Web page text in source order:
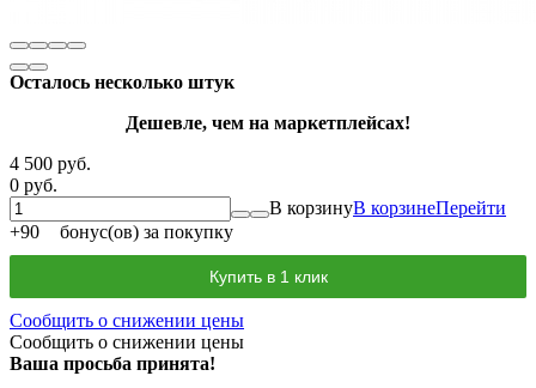
Осталось несколько штук
Дешевле, чем на маркетплейсах!
4 500 руб.
0 руб.
В корзинуВ корзинеПерейти
+90 бонус(ов) за покупку
Купить в 1 клик
Сообщить о снижении цены
Сообщить о снижении цены
Ваша просьба принята!